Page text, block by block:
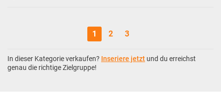
1 2 3
In dieser Kategorie verkaufen? Inseriere jetzt und du erreichst
genau die richtige Zielgruppe!